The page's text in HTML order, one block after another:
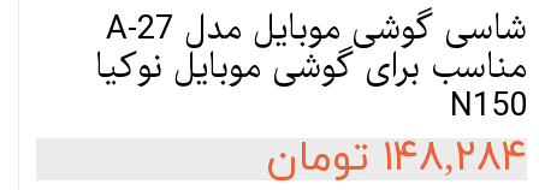
شاسی گوشی موبایل مدل A-27
مناسب برای گوشی موبایل نوکیا
N150
۱۴۸,۲۸۴ تومان